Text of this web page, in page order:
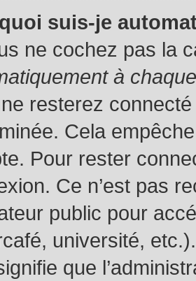
suis-je
ne cochez pas la
à
resterez
Cela
Pour rester
Ce n’est pas
public pour
université,
que